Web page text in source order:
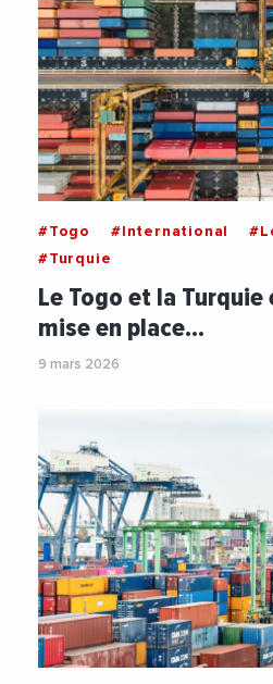
#Togo #International
#Turquie
Le Togo et la
mise en place…
9 mars 2026